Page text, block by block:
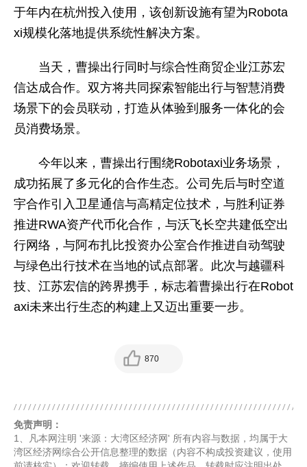
于年内在杭州投入使用，该创新设施有望为Robota
xi规模化落地提供系统性解决方案。
当天，曹操出行同时与综合性商贸企业江苏宏
信达成合作。双方将共同探索智能出行与智慧消费
场景下的会员联动，打造从体验到服务一体化的会
员消费场景。
今年以来，曹操出行围绕Robotaxi业务场景，
成功拓展了多元化的合作生态。公司先后与时空道
宇合作引入卫星通信与高精定位技术，与胜利证券
推进RWA资产代币化合作，与沃飞长空共建低空出
行网络，与阿布扎比投资办公室合作推进自动驾驶
与绿色出行技术在当地的试点部署。此次与越疆科
技、江苏宏信的跨界携手，标志着曹操出行在Robot
axi未来出行生态的构建上又迈出重要一步。
870
免责声明：
1、凡本网注明 '来源：大湾区经济网' 所有内容与数据，均属于大
湾区经济网综合公开信息整理的数据（内容不构成投资建议，使用